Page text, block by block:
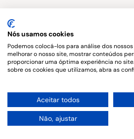
Nós usamos cookies
Podemos colocá-los para análise dos
melhorar o nosso site, mostrar conteúdos
proporcionar uma óptima experiência no
sobre os cookies que utilizamos, abra as
Aceitar todos
Não, ajustar